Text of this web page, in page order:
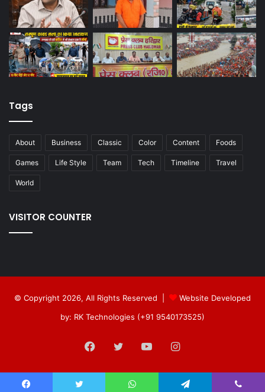
Tags
About Business Classic Color Content Foods
Games Life Style Team Tech Timeline Travel
World
VISITOR COUNTER
© Copyright 2026, All Rights Reserved |
Website Developed
by: RK Technologies (+91 9540173525)
Facebook
TwitterYouTubeInstagram